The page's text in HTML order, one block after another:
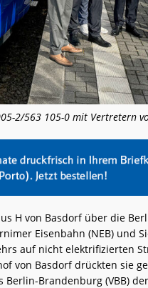
2/563 105-0 mit Vertretern
H von Basdorf über die
Eisenbahn (NEB) und
auf nicht elektrifizierten
von Basdorf drückten sie
Brandenburg (VBB)